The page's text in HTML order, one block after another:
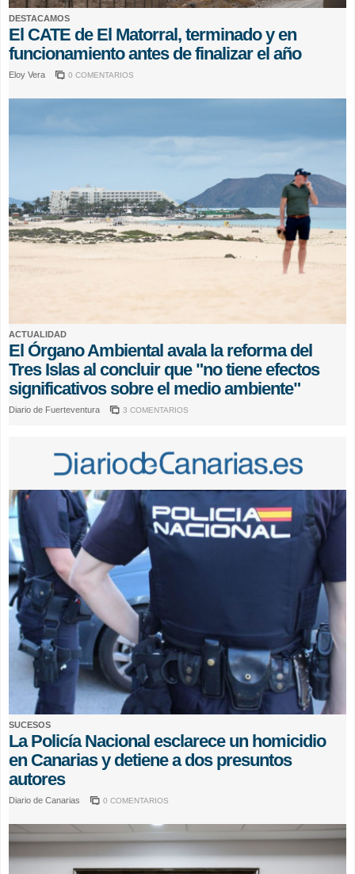
DESTACAMOS
El CATE de El Matorral, terminado y en
funcionamiento antes de finalizar el año
Eloy Vera 0 COMENTARIOS
ACTUALIDAD
El Órgano Ambiental avala la reforma del
Tres Islas al concluir que "no tiene efectos
significativos sobre el medio ambiente"
Diario de Fuerteventura 3 COMENTARIOS
SUCESOS
La Policía Nacional esclarece un homicidio
en Canarias y detiene a dos presuntos
autores
Diario de Canarias 0 COMENTARIOS